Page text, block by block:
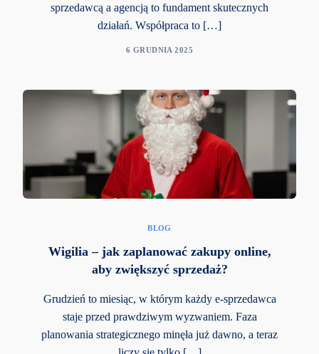
sprzedawcą a agencją to fundament skutecznych
działań. Współpraca to […]
6 GRUDNIA 2025
BLOG
Wigilia – jak zaplanować zakupy online,
aby zwiększyć sprzedaż?
Grudzień to miesiąc, w którym każdy e-sprzedawca
staje przed prawdziwym wyzwaniem. Faza
planowania strategicznego minęła już dawno, a teraz